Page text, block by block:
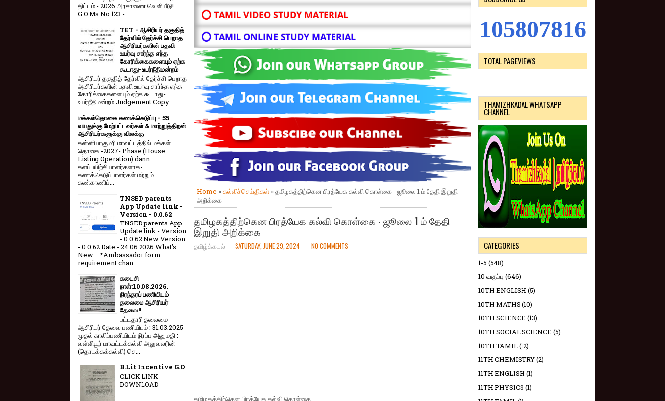
⭕ TAMIL VIDEO STUDY MATERIAL
⭕ TAMIL ONLINE STUDY MATERIAL
Home »கல்விச்செய்திகள் » தமிழகத்திற்கென பிரத்யேக கல்வி கொள்கை - ஜூலை 1 ம் தேதி இறுதி
அறிக்கை
தமிழகத்திற்கென பிரத்யேக கல்வி கொள்கை - ஜூலை 1 ம் தேதி
இறுதி அறிக்கை
தமிழ்க்கடல் SATURDAY, JUNE 29, 2024 NO COMMENTS
தமிழகத்திற்கென பிரத்யேக கல்வி கொள்கை
திட்டம் - 2026 அரசாணை வெளியீடு!
G.O.Ms.No.123 -...
TET - ஆசிரியர் தகுதித்
தேர்வில் தேர்ச்சி பெறாத
ஆசிரியர்களின் பதவி
உயர்வு சார்ந்த எந்த
கோரிக்கைகளையும் ஏற்க
கூடாது-உயர்நீதிமன்றம்
ஆசிரியர் தகுதித் தேர்வில் தேர்ச்சி பெறாத
ஆசிரியர்களின் பதவி உயர்வு சார்ந்த எந்த
கோரிக்கைகளையும் ஏற்க கூடாது-
உயர்நீதிமன்றம் Judgement Copy ...
மக்கள்தொகை கணக்கெடுப்பு - 55
வயதுக்கு மேற்பட்டவர்கள் & மாற்றுத்திறன்
ஆசிரியர்களுக்கு விலக்கு
கன்னியாகுமரி மாவட்டத்தில் மக்கள்
தொகை -2027- Phase (House
Listing Operation) dann
களப்பயிற்சியாளர்களாக-
கணக்கெடுப்பாளர்கள் மற்றும்
கண்காணிப்...
TNSED parents
App Update link -
Version - 0.0.62
TNSED parents App
Update link - Version
- 0.0.62 New Version
- 0.0.62 Date - 24.06.2026 What's
New.... *Ambassador form
requirement chan...
கடைசி
நாள்:10.08.2026.
நிரந்தரப் பணியிடம்
தலைமை ஆசிரியர்
தேவை!!
பட்டதாரி தலைமை
ஆசிரியர் தேவை பணியிடம் : 31.03.2025
முதல் காலிப்பணியிடம் நிரப்ப அனுமதி :
வள்ளியூர் மாவட்டக்கல்வி அலுவலரின்
(தொடக்கக்கல்வி) செ...
B.Lit Incentive G.O
CLICK LINK
DOWNLOAD
105807816
TOTAL PAGEVIEWS
THAMIZHKADAL WHATSAPP
CHANNEL
CATEGORIES
1-5 (548)
10 வகுப்பு (646)
10TH ENGLISH (5)
10TH MATHS (10)
10TH SCIENCE (13)
10TH SOCIAL SCIENCE (5)
10TH TAMIL(12)
11TH CHEMISTRY(2)
11TH ENGLISH (1)
11TH PHYSICS (1)